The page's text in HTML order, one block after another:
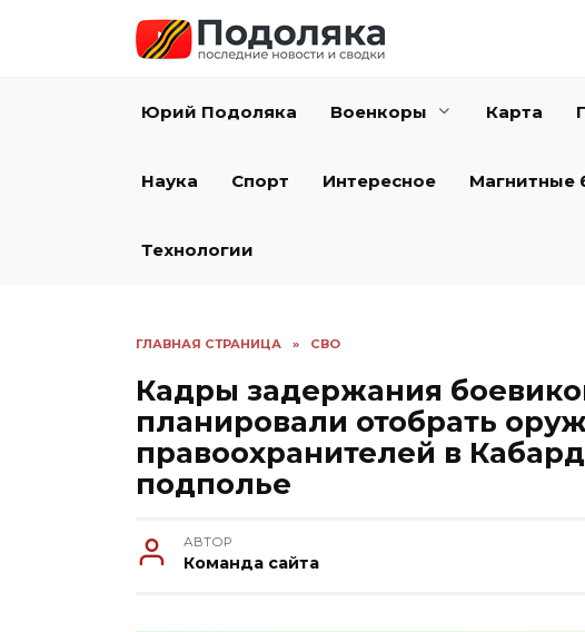
Юрий Подоляка Военкоры Карта
Наука Спорт Интересное Магнитные
Технологии
ГЛАВНАЯ СТРАНИЦА » СВО
Кадры задержания
планировали отобрать
правоохранителей в
подполье
АВТОР
Команда сайта